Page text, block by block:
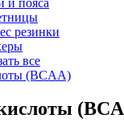
резинки
все
(BCAA)